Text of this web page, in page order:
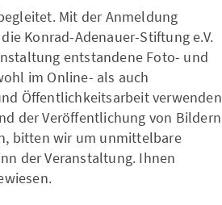
Mit der Anmeldung
Konrad-Adenauer-Stiftung e.V.
entstandene Foto- und
im Online- als auch
Öffentlichkeitsarbeit verwenden
der Veröffentlichung von Bildern
bitten wir um unmittelbare
der Veranstaltung. Ihnen